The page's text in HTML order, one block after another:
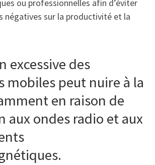
ou professionnelles afin d’éviter
négatives sur la productivité et la
excessive des
mobiles peut nuire à la
en raison de
aux ondes radio et aux